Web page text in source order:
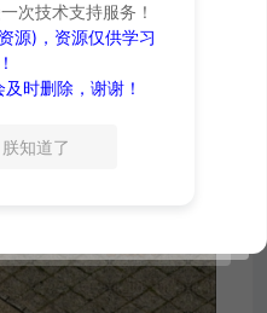
一次技术支持服务！
源)，资源仅供学习
时删除，谢谢！
朕知道了